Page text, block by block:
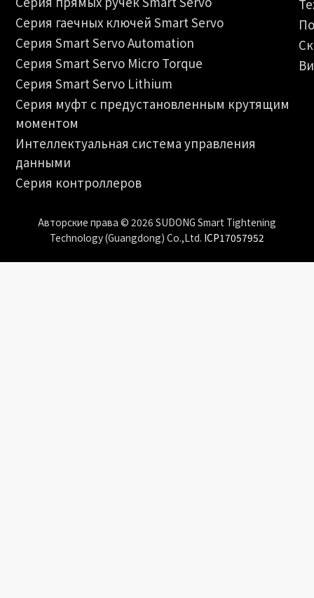
Серия гаечных ключей Smart Servo
Серия Smart Servo Automation
Серия Smart Servo Micro Torque
Серия Smart Servo Lithium
Серия муфт с предустановленным крутящим
моментом
Интеллектуальная система управления
данными
Серия контроллеров
Авторские права © 2026 SUDONG Smart Tightening
Technology (Guangdong) Co.,Ltd. ICP17057952